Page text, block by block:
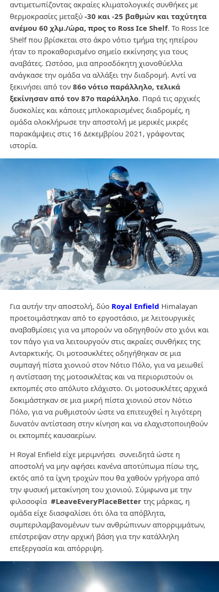
αντιμετωπίζοντας ακραίες κλιματολογικές συνθήκες με
θερμοκρασίες μεταξύ -30 και -25 βαθμών και ταχύτητα
ανέμου 60 χλμ./ώρα, προς το Ross Ice Shelf. Το Ross Ice
Shelf που βρίσκεται στο άκρο νότιο τμήμα της ηπείρου
ήταν το προκαθορισμένο σημείο εκκίνησης για τους
αναβάτες. Ωστόσο, μια απροσδόκητη χιονοθύελλα
ανάγκασε την ομάδα να αλλάξει την διαδρομή. Αντί να
ξεκινήσει από τον 86ο νότιο παράλληλο, τελικά
ξεκίνησαν από τον 87ο παράλληλο. Παρά τις αρχικές
δυσκολίες και κάποιες μπλοκαρισμένες διαδρομές, η
ομάδα ολοκλήρωσε την αποστολή με μερικές μικρές
παρακάμψεις στις 16 Δεκεμβρίου 2021, γράφοντας
ιστορία.
Για αυτήν την αποστολή, δύο Royal Enfield Himalayan
προετοιμάστηκαν από το εργοστάσιο, με λειτουργικές
αναβαθμίσεις για να μπορούν να οδηγηθούν στο χιόνι και
τον πάγο για να λειτουργούν στις ακραίες συνθήκες της
Ανταρκτικής. Οι μοτοσυκλέτες οδηγήθηκαν σε μια
συμπαγή πίστα χιονιού στον Νότιο Πόλο, για να μειωθεί
η αντίσταση της μοτοσικλέτας και να περιοριστούν οι
εκπομπές στο απόλυτο ελάχιστο. Οι μοτοσυκλέτες αρχικά
δοκιμάστηκαν σε μια μικρή πίστα χιονιού στον Νότιο
Πόλο, για να ρυθμιστούν ώστε να επιτευχθεί η λιγότερη
δυνατόν αντίσταση στην κίνηση και να ελαχιστοποιηθούν
οι εκπομπές καυσαερίων.
Η Royal Enfield είχε μεριμνήσει συνειδητά ώστε η
αποστολή να μην αφήσει κανένα αποτύπωμα πίσω της,
εκτός από τα ίχνη τροχών που θα χαθούν γρήγορα από
την φυσική μετακίνηση του χιονιού. Σύμφωνα με την
φιλοσοφία #LeaveEveryPlaceBetter της μάρκας, η
ομάδα είχε διασφαλίσει ότι όλα τα απόβλητα,
συμπεριλαμβανομένων των ανθρώπινων απορριμμάτων,
επέστρεψαν στην αρχική βάση για την κατάλληλη
επεξεργασία και απόρριψη.